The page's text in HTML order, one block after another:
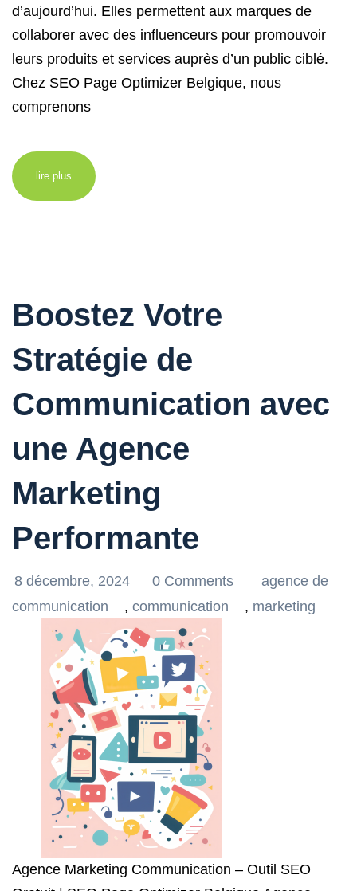
d’aujourd’hui. Elles permettent aux marques de
collaborer avec des influenceurs pour promouvoir
leurs produits et services auprès d’un public ciblé.
Chez SEO Page Optimizer Belgique, nous
comprenons
lire plus
Boostez Votre
Stratégie de
Communication avec
une Agence
Marketing
Performante
8 décembre, 2024 0 Comments
agence de
communication
, communication , marketing
Agence Marketing Communication – Outil SEO